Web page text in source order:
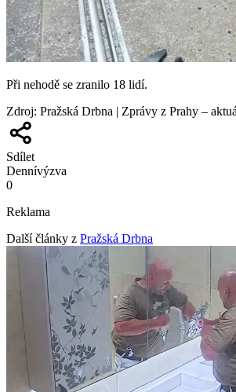
Při nehodě se zranilo 18 lidí.
Zdroj: Pražská Drbna | Zprávy z Prahy –
Sdílet
Dennívýzva
0
Reklama
Další články z Pražská Drbna